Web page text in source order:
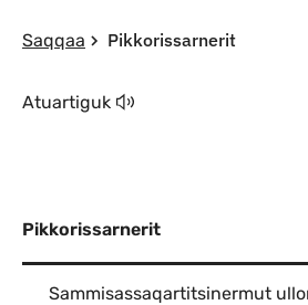
Saqqaa Pikkorissarnerit
Atuartiguk
Pikkorissarnerit
Sammisassaqartitsinermut